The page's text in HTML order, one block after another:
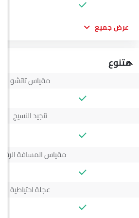
عرض جميع
متنوع
مقياس تاتشو
تنجيد النسيج
مقياس المسافة الرقمي
عجلة احتياطية